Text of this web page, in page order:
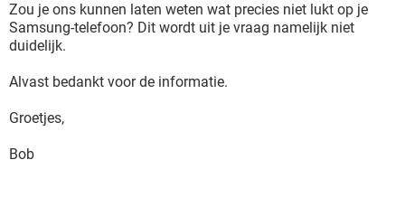
Zou je ons kunnen laten weten wat precies niet lukt op je
Samsung-telefoon? Dit wordt uit je vraag namelijk niet
duidelijk.
Alvast bedankt voor de informatie.
Groetjes,
Bob